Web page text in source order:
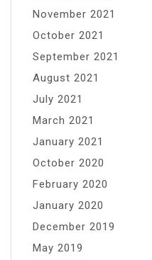
November 2021
October 2021
September 2021
August 2021
July 2021
March 2021
January 2021
October 2020
February 2020
January 2020
December 2019
May 2019